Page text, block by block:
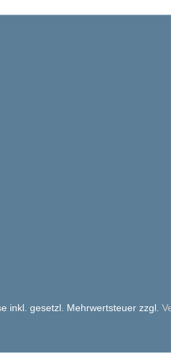
inkl. gesetzl. Mehrwertsteuer zzgl.